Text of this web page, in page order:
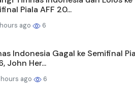
Piala AFF 20...
hours ago 6
Indonesia Gagal ke Semifinal
John Her...
hours ago 6